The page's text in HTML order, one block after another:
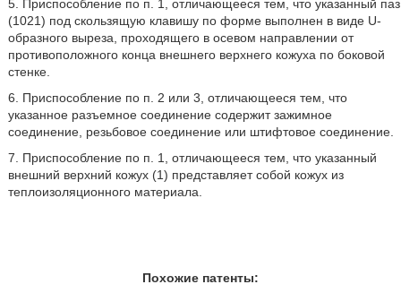
5. Приспособление по п. 1, отличающееся тем, что указанный паз
(1021) под скользящую клавишу по форме выполнен в виде U-
образного выреза, проходящего в осевом направлении от
противоположного конца внешнего верхнего кожуха по боковой
стенке.
6. Приспособление по п. 2 или 3, отличающееся тем, что
указанное разъемное соединение содержит зажимное
соединение, резьбовое соединение или штифтовое соединение.
7. Приспособление по п. 1, отличающееся тем, что указанный
внешний верхний кожух (1) представляет собой кожух из
теплоизоляционного материала.
Похожие патенты: